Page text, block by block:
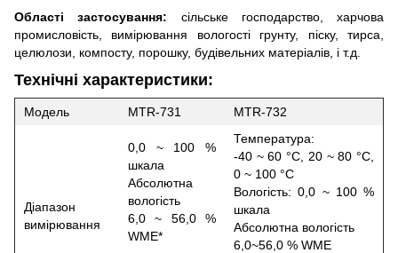
Області застосування: сільське господарство, харчова
промисловість, вимірювання вологості грунту, піску, тирса,
целюлози, компосту, порошку, будівельних матеріалів, і т.д.
Технічні характеристики:
Модель MTR-731 MTR-732
Діапазон
вимірювання
0,0 ~ 100 %
шкала
Абсолютна
вологість
6,0 ~ 56,0 %
WME*
Температура:
-40 ~ 60 °С, 20 ~ 80 °С,
0 ~ 100 °С
Вологість: 0,0 ~ 100 %
шкала
Абсолютна вологість
6,0~56,0 % WME